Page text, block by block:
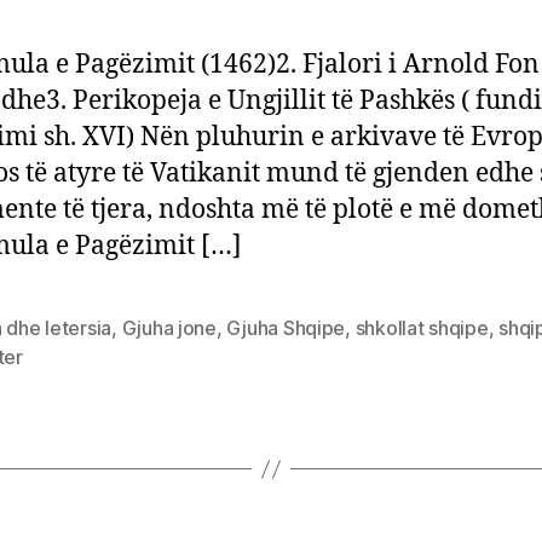
së
e Pagëzimit (1462)2. Fjalori i Arnold
Perikopeja e Ungjillit të Pashkës (
sh. XVI) Nën pluhurin e arkivave të
të atyre të Vatikanit mund të gjenden edhe
të tjera, ndoshta më të plotë e më
e Pagëzimit […]
dhe letersia, Gjuha jone, Gjuha Shqipe, shkollat shqipe,